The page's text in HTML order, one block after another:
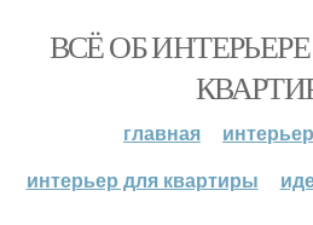
ВСЁ ОБ
главная
интерьер для квартиры